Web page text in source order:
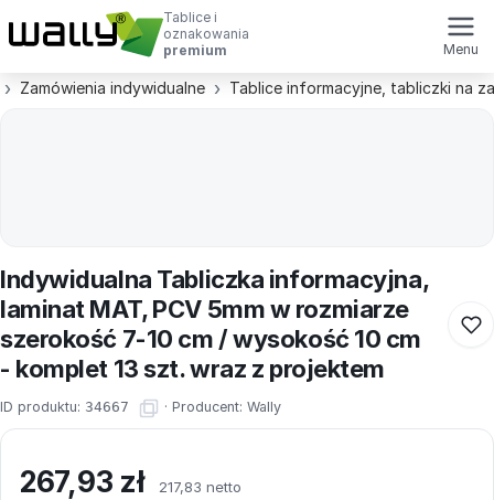
Tablice i
oznakowania
premium
Menu
Zamówienia indywidualne Tablice informacyjne, tabliczki na
Indywidualna Tabliczka informacyjna,
laminat MAT, PCV 5mm w rozmiarze
szerokość 7-10 cm / wysokość 10 cm
- komplet 13 szt. wraz z projektem
ID produktu: 34667 · Producent: Wally
267,93 zł 217,83 netto